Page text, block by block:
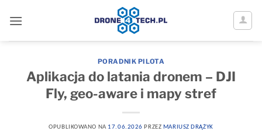
Aplikacja do latania dronem – poradnik |
PORADNIK PILOTA
Aplikacja do latania dronem – DJI
Fly, geo-aware i mapy stref
OPUBLIKOWANO NA 17.06.2026 PRZEZ MARIUSZ DRĄŻYK